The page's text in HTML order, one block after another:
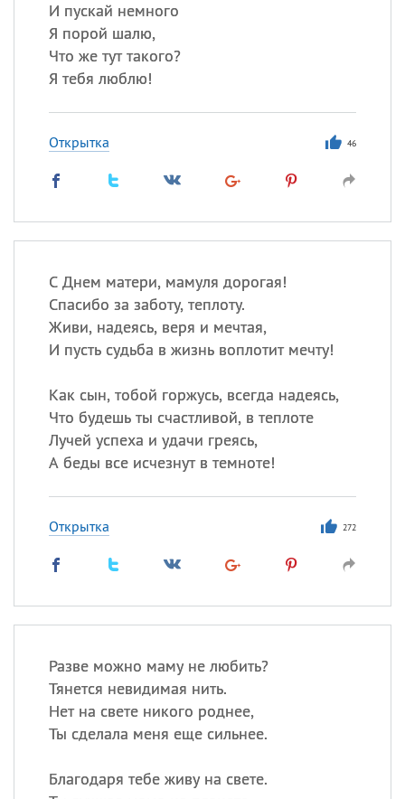
И пускай немного
Я порой шалю,
Что же тут такого?
Я тебя люблю!
Открытка 46
С Днем матери, мамуля дорогая!
Спасибо за заботу, теплоту.
Живи, надеясь, веря и мечтая,
И пусть судьба в жизнь воплотит мечту!
Как сын, тобой горжусь, всегда надеясь,
Что будешь ты счастливой, в теплоте
Лучей успеха и удачи греясь,
А беды все исчезнут в темноте!
Открытка 272
Разве можно маму не любить?
Тянется невидимая нить.
Нет на свете никого роднее,
Ты сделала меня еще сильнее.
Благодаря тебе живу на свете.
, Афанасий,Борис
происхождение